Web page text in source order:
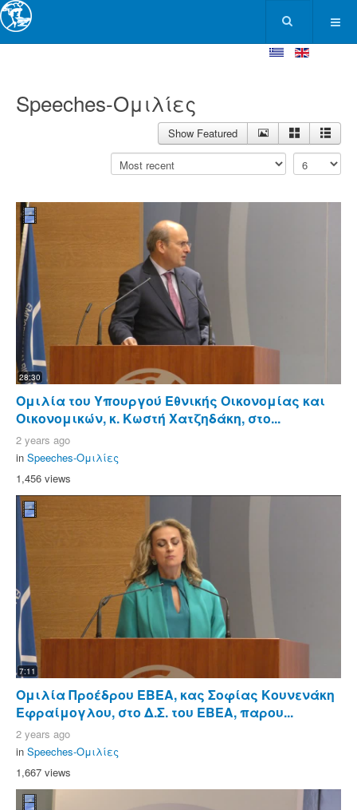
Speeches-Ομιλίες
Show Featured
28:30
Ομιλία του Υπουργού Εθνικής Οικονομίας και
Οικονομικών, κ. Κωστή Χατζηδάκη, στο...
2 years ago
in Speeches-Ομιλίες
1,456 views
7:11
Ομιλία Προέδρου ΕΒΕΑ, κας Σοφίας Κουνενάκη
Εφραίμογλου, στο Δ.Σ. του ΕΒΕΑ, παρου...
2 years ago
in Speeches-Ομιλίες
1,667 views